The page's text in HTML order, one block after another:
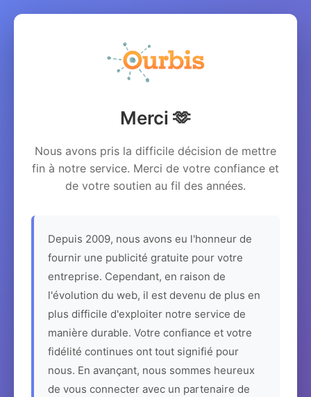
Merci 🫶
Nous avons pris la difficile décision de mettre
fin à notre service. Merci de votre confiance et
de votre soutien au fil des années.
Depuis 2009, nous avons eu l'honneur de
fournir une publicité gratuite pour votre
entreprise. Cependant, en raison de
l'évolution du web, il est devenu de plus en
plus difficile d'exploiter notre service de
manière durable. Votre confiance et votre
fidélité continues ont tout signifié pour
nous. En avançant, nous sommes heureux
de vous connecter avec un partenaire de